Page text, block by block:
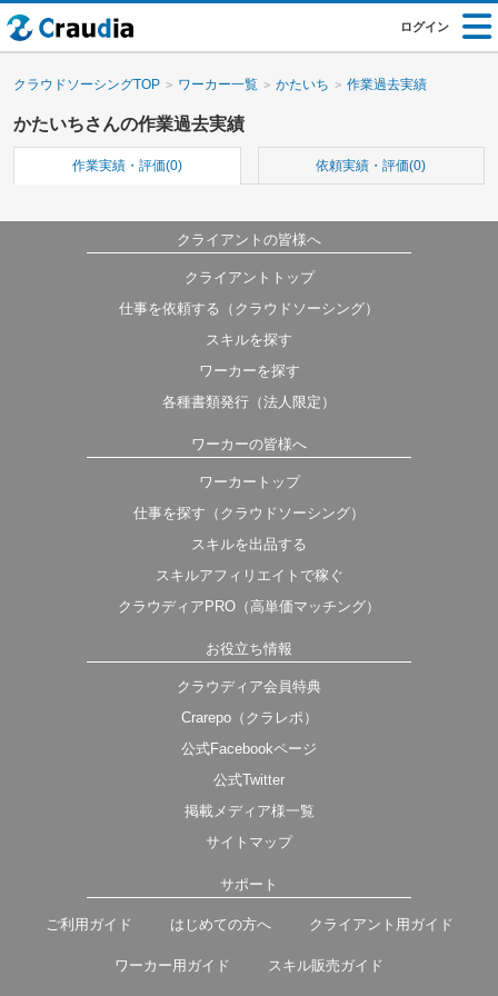
ログイン
クラウドソーシングTOP ワーカー一覧 かたいち 作業過去実績
かたいちさんの作業過去実績
作業実績・評価(0) 依頼実績・評価(0)
クライアントの皆様へ
クライアントトップ
仕事を依頼する（クラウドソーシング）
スキルを探す
ワーカーを探す
各種書類発行（法人限定）
ワーカーの皆様へ
ワーカートップ
仕事を探す（クラウドソーシング）
スキルを出品する
スキルアフィリエイトで稼ぐ
クラウディアPRO（高単価マッチング）
お役立ち情報
クラウディア会員特典
Crarepo（クラレポ）
公式Facebookページ
公式Twitter
掲載メディア様一覧
サイトマップ
サポート
ご利用ガイド はじめての方へ クライアント用ガイド
ワーカー用ガイド スキル販売ガイド